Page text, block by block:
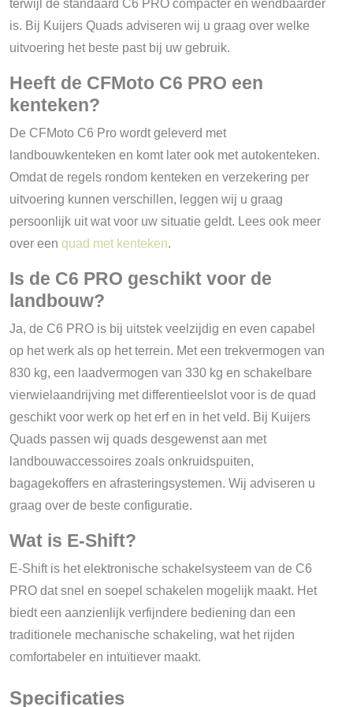
terwijl de standaard C6 PRO compacter en wendbaarder
is. Bij Kuijers Quads adviseren wij u graag over welke
uitvoering het beste past bij uw gebruik.
Heeft de CFMoto C6 PRO een
kenteken?
De CFMoto C6 Pro wordt geleverd met
landbouwkenteken en komt later ook met autokenteken.
Omdat de regels rondom kenteken en verzekering per
uitvoering kunnen verschillen, leggen wij u graag
persoonlijk uit wat voor uw situatie geldt. Lees ook meer
over een quad met kenteken.
Is de C6 PRO geschikt voor de
landbouw?
Ja, de C6 PRO is bij uitstek veelzijdig en even capabel
op het werk als op het terrein. Met een trekvermogen van
830 kg, een laadvermogen van 330 kg en schakelbare
vierwielaandrijving met differentieelslot voor is de quad
geschikt voor werk op het erf en in het veld. Bij Kuijers
Quads passen wij quads desgewenst aan met
landbouwaccessoires zoals onkruidspuiten,
bagagekoffers en afrasteringsystemen. Wij adviseren u
graag over de beste configuratie.
Wat is E-Shift?
E-Shift is het elektronische schakelsysteem van de C6
PRO dat snel en soepel schakelen mogelijk maakt. Het
biedt een aanzienlijk verfijndere bediening dan een
traditionele mechanische schakeling, wat het rijden
comfortabeler en intuïtiever maakt.
Specificaties